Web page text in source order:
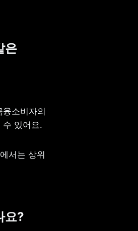
은
소비자의
수 있어요.
서는 상위
요?